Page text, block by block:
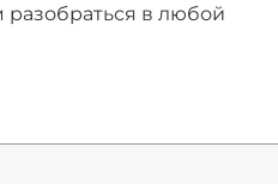
в любой